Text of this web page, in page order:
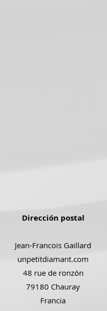
Dirección postal
Jean-Francois Gaillard
unpetitdiamant.com
48 rue de ronzón
79180 Chauray
Francia